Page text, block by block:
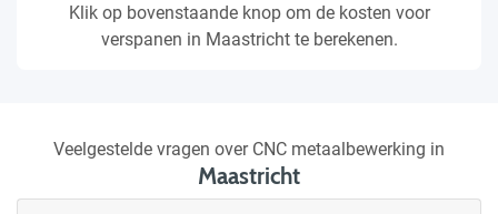
Klik op bovenstaande knop om de kosten voor
verspanen in Maastricht te berekenen.
Veelgestelde vragen over CNC metaalbewerking in
Maastricht